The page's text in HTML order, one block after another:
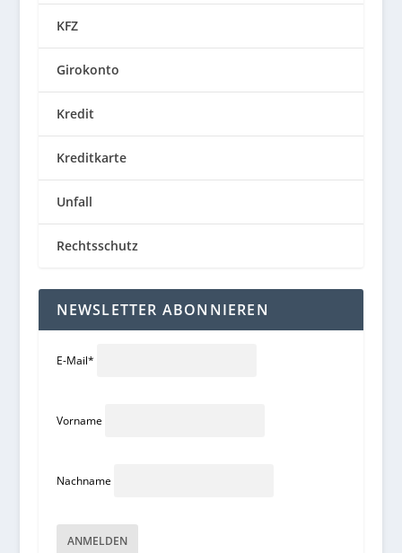
KFZ
Girokonto
Kredit
Kreditkarte
Unfall
Rechtsschutz
NEWSLETTER ABONNIEREN
E-Mail*
Vorname
Nachname